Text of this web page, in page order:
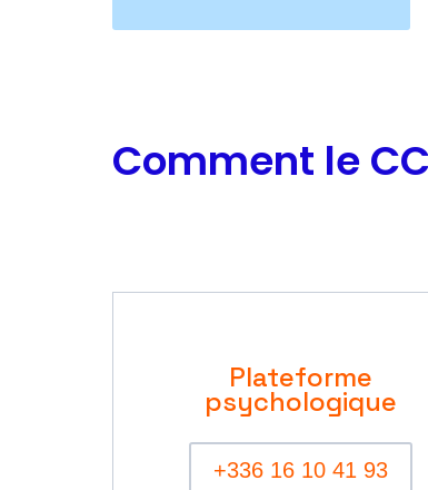
Comment le
Plateforme
psychologique
+336 16 10 41 93